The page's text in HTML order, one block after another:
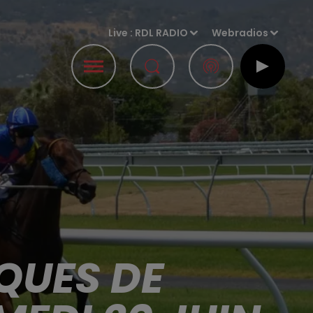
Live : RDL RADIO Webradios
DE